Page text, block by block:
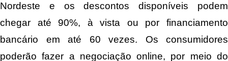
Nordeste e os descontos disponíveis podem
chegar até 90%, à vista ou por financiamento
bancário em até 60 vezes. Os consumidores
poderão fazer a negociação online, por meio do